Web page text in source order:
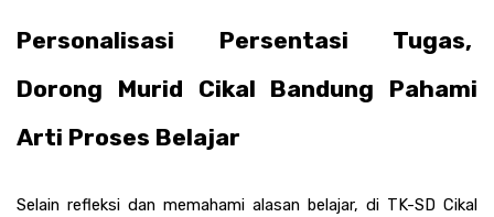
Personalisasi Persentasi Tugas,
Dorong Murid Cikal Bandung Pahami
Arti Proses Belajar
Selain refleksi dan memahami alasan belajar, di TK-SD Cikal